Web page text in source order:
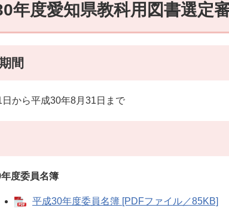
年度愛知県教科用図書選定
間
から平成30年8月31日まで
度委員名簿
平成30年度委員名簿 [PDFファイル／85KB]